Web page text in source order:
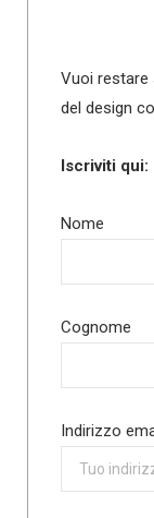
Vuoi restare
del design
Iscriviti qui:
Nome
Cognome
Indirizzo